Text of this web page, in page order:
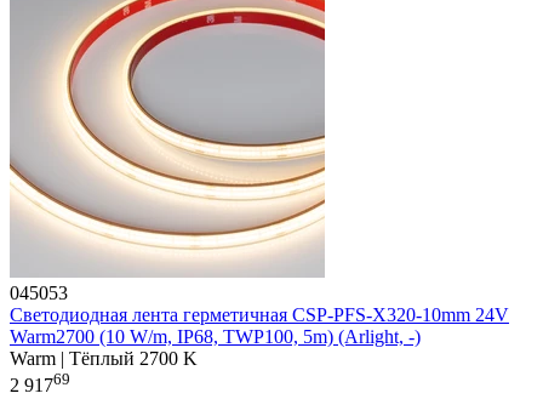
045053
Светодиодная лента герметичная CSP-PFS-X320-10mm 24V
Warm2700 (10 W/m, IP68, TWP100, 5m) (Arlight, -)
Warm | Тёплый 2700 K
2 91769